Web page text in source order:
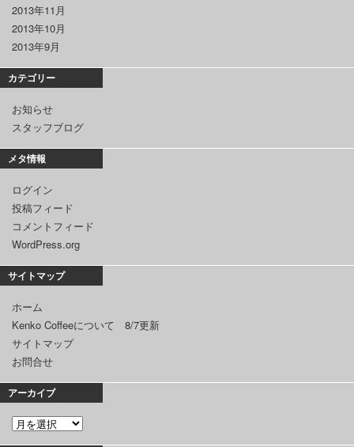
2013年11月
2013年10月
2013年9月
カテゴリー
お知らせ
スタッフブログ
メタ情報
ログイン
投稿フィード
コメントフィード
WordPress.org
サイトマップ
ホーム
Kenko Coffeeについて 8/7更新
サイトマップ
お問合せ
アーカイブ